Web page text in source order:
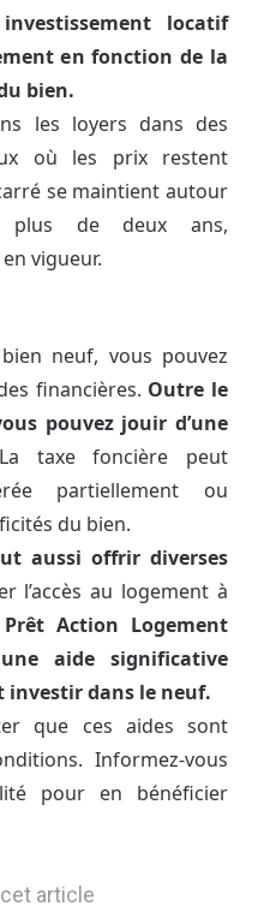
locatif
en fonction de la
bien.
les loyers dans des
où les prix restent
se maintient autour
de deux ans,
vigueur.
neuf, vous pouvez
financières. Outre le
pouvez jouir d’une
taxe foncière peut
partiellement ou
du bien.
aussi offrir diverses
l’accès au logement à
Action Logement
aide significative
dans le neuf.
que ces aides sont
Informez-vous
pour en bénéficier
article